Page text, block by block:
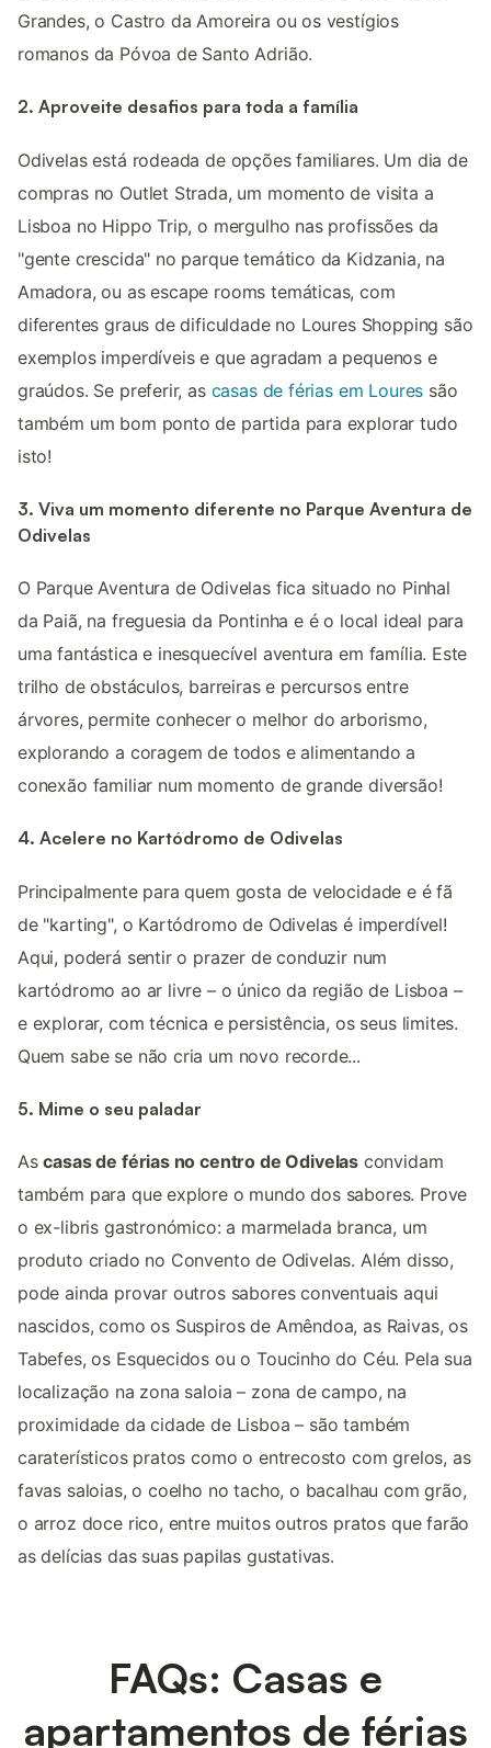
Grandes, o Castro da Amoreira ou os vestígios
romanos da Póvoa de Santo Adrião.
2. Aproveite desafios para toda a família
Odivelas está rodeada de opções familiares. Um dia de
compras no Outlet Strada, um momento de visita a
Lisboa no Hippo Trip, o mergulho nas profissões da
"gente crescida" no parque temático da Kidzania, na
Amadora, ou as escape rooms temáticas, com
diferentes graus de dificuldade no Loures Shopping são
exemplos imperdíveis e que agradam a pequenos e
graúdos. Se preferir, as casas de férias em Loures são
também um bom ponto de partida para explorar tudo
isto!
3. Viva um momento diferente no Parque Aventura de
Odivelas
O Parque Aventura de Odivelas fica situado no Pinhal
da Paiã, na freguesia da Pontinha e é o local ideal para
uma fantástica e inesquecível aventura em família. Este
trilho de obstáculos, barreiras e percursos entre
árvores, permite conhecer o melhor do arborismo,
explorando a coragem de todos e alimentando a
conexão familiar num momento de grande diversão!
4. Acelere no Kartódromo de Odivelas
Principalmente para quem gosta de velocidade e é fã
de "karting", o Kartódromo de Odivelas é imperdível!
Aqui, poderá sentir o prazer de conduzir num
kartódromo ao ar livre – o único da região de Lisboa –
e explorar, com técnica e persistência, os seus limites.
Quem sabe se não cria um novo recorde...
5. Mime o seu paladar
Ascasas de férias no centro de Odivelasconvidam
também para que explore o mundo dos sabores. Prove
o ex-libris gastronómico: a marmelada branca, um
produto criado no Convento de Odivelas. Além disso,
pode ainda provar outros sabores conventuais aqui
nascidos, como os Suspiros de Amêndoa, as Raivas, os
Tabefes, os Esquecidos ou o Toucinho do Céu. Pela sua
localização na zona saloia – zona de campo, na
proximidade da cidade de Lisboa – são também
caraterísticos pratos como o entrecosto com grelos, as
favas saloias, o coelho no tacho, o bacalhau com grão,
o arroz doce rico, entre muitos outros pratos que farão
as delícias das suas papilas gustativas.
FAQs: Casas e
apartamentos de férias